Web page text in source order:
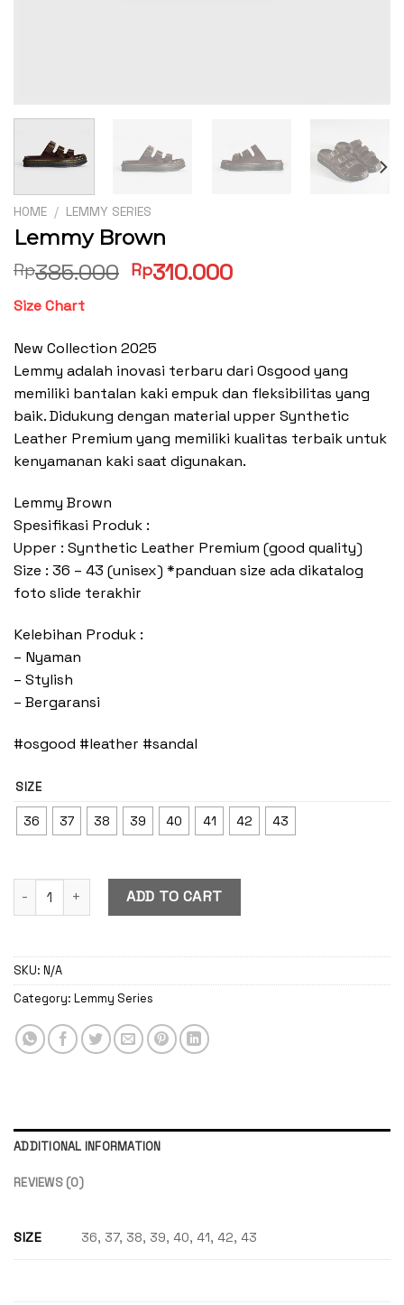
HOME / LEMMY SERIES
Lemmy Brown
Rp385.000 Original
Rp385.000.
Rp310.000Current
Size Chart
New Collection 2025
Lemmy adalah inovasi terbaru dari Osgood yang
memiliki bantalan kaki empuk dan fleksibilitas yang
baik. Didukung dengan material upper Synthetic
Leather Premium yang memiliki kualitas terbaik untuk
kenyamanan kaki saat digunakan.
Lemmy Brown
Spesifikasi Produk :
Upper : Synthetic Leather Premium (good quality)
Size : 36 – 43 (unisex) *panduan size ada dikatalog
foto slide terakhir
Kelebihan Produk :
– Nyaman
– Stylish
– Bergaransi
#osgood #leather #sandal
SIZE
36 37 38 39 40 41 42 43
Lemmy Brown quantityADD TO CART
SKU: N/A
Category: Lemmy Series
ADDITIONAL INFORMATION
REVIEWS (0)
SIZE 36, 37, 38, 39, 40, 41, 42, 43